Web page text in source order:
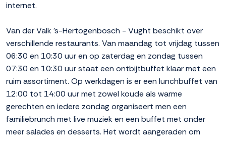
internet.
Van der Valk 's-Hertogenbosch - Vught beschikt over
verschillende restaurants. Van maandag tot vrijdag tussen
06:30 en 10:30 uur en op zaterdag en zondag tussen
07:30 en 10:30 uur staat een ontbijtbuffet klaar met een
ruim assortiment. Op werkdagen is er een lunchbuffet van
12:00 tot 14:00 uur met zowel koude als warme
gerechten en iedere zondag organiseert men een
familiebrunch met live muziek en een buffet met onder
meer salades en desserts. Het wordt aangeraden om